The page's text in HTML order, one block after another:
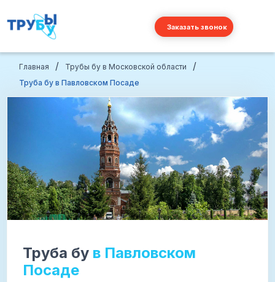
Заказать звонок
Главная / Трубы бу в Московской области /
Труба бу в Павловском Посаде
Труба бу в Павловском
Посаде